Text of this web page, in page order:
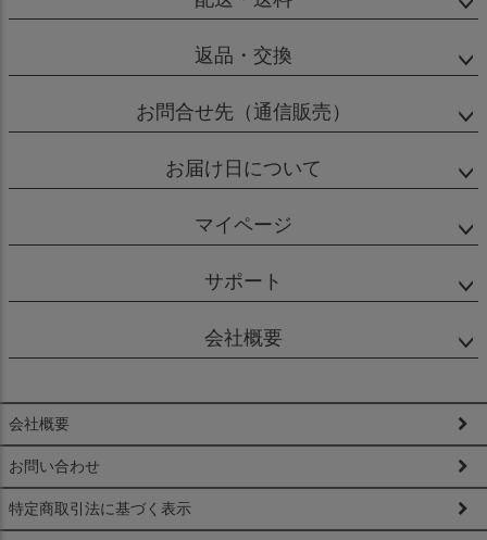
返品・交換
お問合せ先（通信販売）
お届け日について
マイページ
サポート
会社概要
会社概要
お問い合わせ
特定商取引法に基づく表示